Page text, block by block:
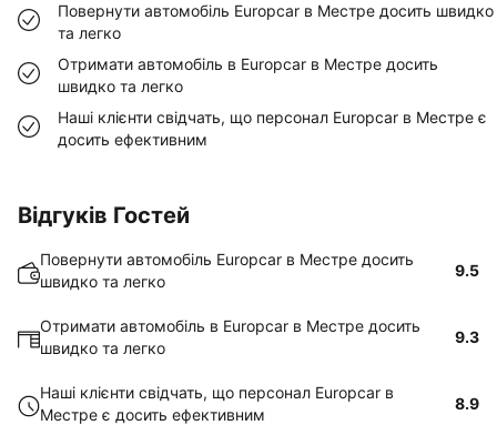
Повернути автомобіль Europcar в Местре досить швидко
та легко
Отримати автомобіль в Europcar в Местре досить
швидко та легко
Наші клієнти свідчать, що персонал Europcar в Местре є
досить ефективним
Відгуків Гостей
Повернути автомобіль Europcar в Местре досить
швидко та легко
9.5
Отримати автомобіль в Europcar в Местре досить
швидко та легко
9.3
Наші клієнти свідчать, що персонал Europcar в
Местре є досить ефективним
8.9